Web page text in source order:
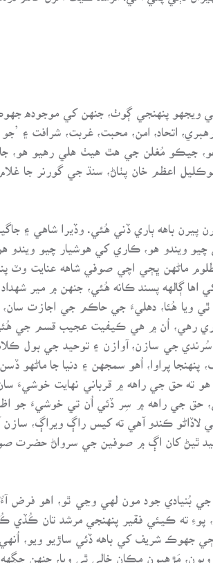
ويجهو پنهنجي ڳوٺ، جنهن کي موجوده
رهبري، اتحاد، امن، محبت، غربت، شرافت ۽
جيڪو مُغلن جي هٿ هيٺ هلي رهيو هو،
اعظم خان پٺاڻ، سنڌ جي گورنر جا
پيرن باهه ٻاري ڏني هُئي. وڏيرا شاهي ۽
ويندو هو، ڪاري کي هوشيار چيو ويندو
ماڻهن ڀڄي اچي صوفي شاهه عنايت وٽ
اها ڳالهه پسند ڪانه هُئي، جنهن ۾ مير
ٿي ويا هُئا، دهليءَ جي حاڪم جي اجازت
رهي، اُن ۾ هي ڪيفيت عجيب قسم جي
جي سازن، آوازن ۽ توحيد جي بول
پنهنجا پراوا، اُهو سمجهن ۽ دنيا جا
هو ته حق جي راهه ۾ قرباني نهايت خوشيءَ
حق جي راهه ۾ سِر ڏئي اُن تي خوشيءَ جو
ٿيڻ کان اڳ ۾ صوفين جي سرواڻ حضرت
بُنيادي جود مون لهي وڃي ٿو، اهو فرض
پوءِ ته ڪيئي فقير پنهنجي مرشد تان
جهوڪ شريف کي باهه ڏئي ساڙيو ويو،
مَڙهيون مڪان خالي ٿي ويا، جنهن